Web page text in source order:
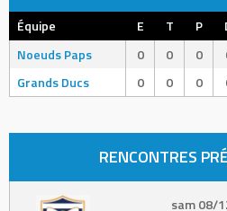
Équipe E T P
Noeuds Paps
0 0 0
Grands Ducs
0 0 0
RENCONTRES
sam 08/